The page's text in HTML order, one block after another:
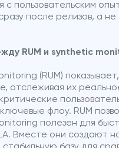
с пользовательским
после релизов, а
RUM и synthetic
(RUM)
отслеживая их
флоу. RUM
полезен для
Вместе они создают